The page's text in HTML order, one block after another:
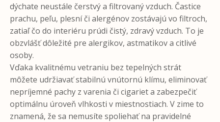
dýchate neustále čerstvý a filtrovaný vzduch. Častice
prachu, peľu, plesní či alergénov zostávajú vo filtroch,
zatiaľ čo do interiéru prúdi čistý, zdravý vzduch. To je
obzvlášť dôležité pre alergikov, astmatikov a citlivé
osoby.
Vďaka kvalitnému vetraniu bez tepelných strát
môžete udržiavať stabilnú vnútornú klímu, eliminovať
nepríjemné pachy z varenia či cigariet a zabezpečiť
optimálnu úroveň vlhkosti v miestnostiach. V zime to
znamená, že sa nemusíte spoliehať na pravidelné